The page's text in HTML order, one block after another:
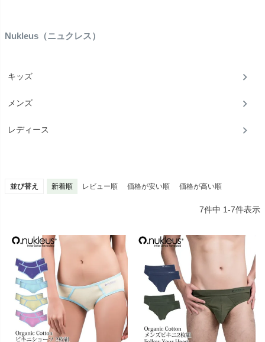
現代の消費者は自身の健康のためにそして地球のために無毒の製品
それこそが、Nukleusが最も得意とすることです。それは地球を犠牲
エシカルの基本でもあります。
ニュクレスは、農民、工場労働者、そしてサプライチェーンに関わ
る他のすべての人々と公正に取引することによって、真に持続可能
なビジネスを創造するのを助けていると信じています。
Nukleus（ニュクレス）
キッズ
メンズ
レディース
並び替え 新着順 レビュー順 価格が安い順 価格が高い順
7件中 1-7件表示